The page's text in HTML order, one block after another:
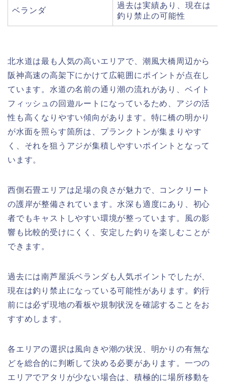
ベランダ
過去は実績あり、現在は
釣り禁止の可能性
北水道は最も人気の高いエリアで、潮風大橋周辺から
阪神高速の高架下にかけて広範囲にポイントが点在し
ています。水道の名前の通り潮の流れがあり、ベイト
フィッシュの回遊ルートになっているため、アジの活
性も高くなりやすい傾向があります。特に橋の明かり
が水面を照らす箇所は、プランクトンが集まりやす
く、それを狙うアジが集積しやすいポイントとなって
います。
西側石畳エリアは足場の良さが魅力で、コンクリート
の護岸が整備されています。水深も適度にあり、初心
者でもキャストしやすい環境が整っています。風の影
響も比較的受けにくく、安定した釣りを楽しむことが
できます。
過去には南芦屋浜ベランダも人気ポイントでしたが、
現在は釣り禁止になっている可能性があります。釣行
前には必ず現地の看板や規制状況を確認することをお
すすめします。
各エリアの選択は風向きや潮の状況、明かりの有無な
どを総合的に判断して決める必要があります。一つの
エリアでアタリが少ない場合は、積極的に場所移動を